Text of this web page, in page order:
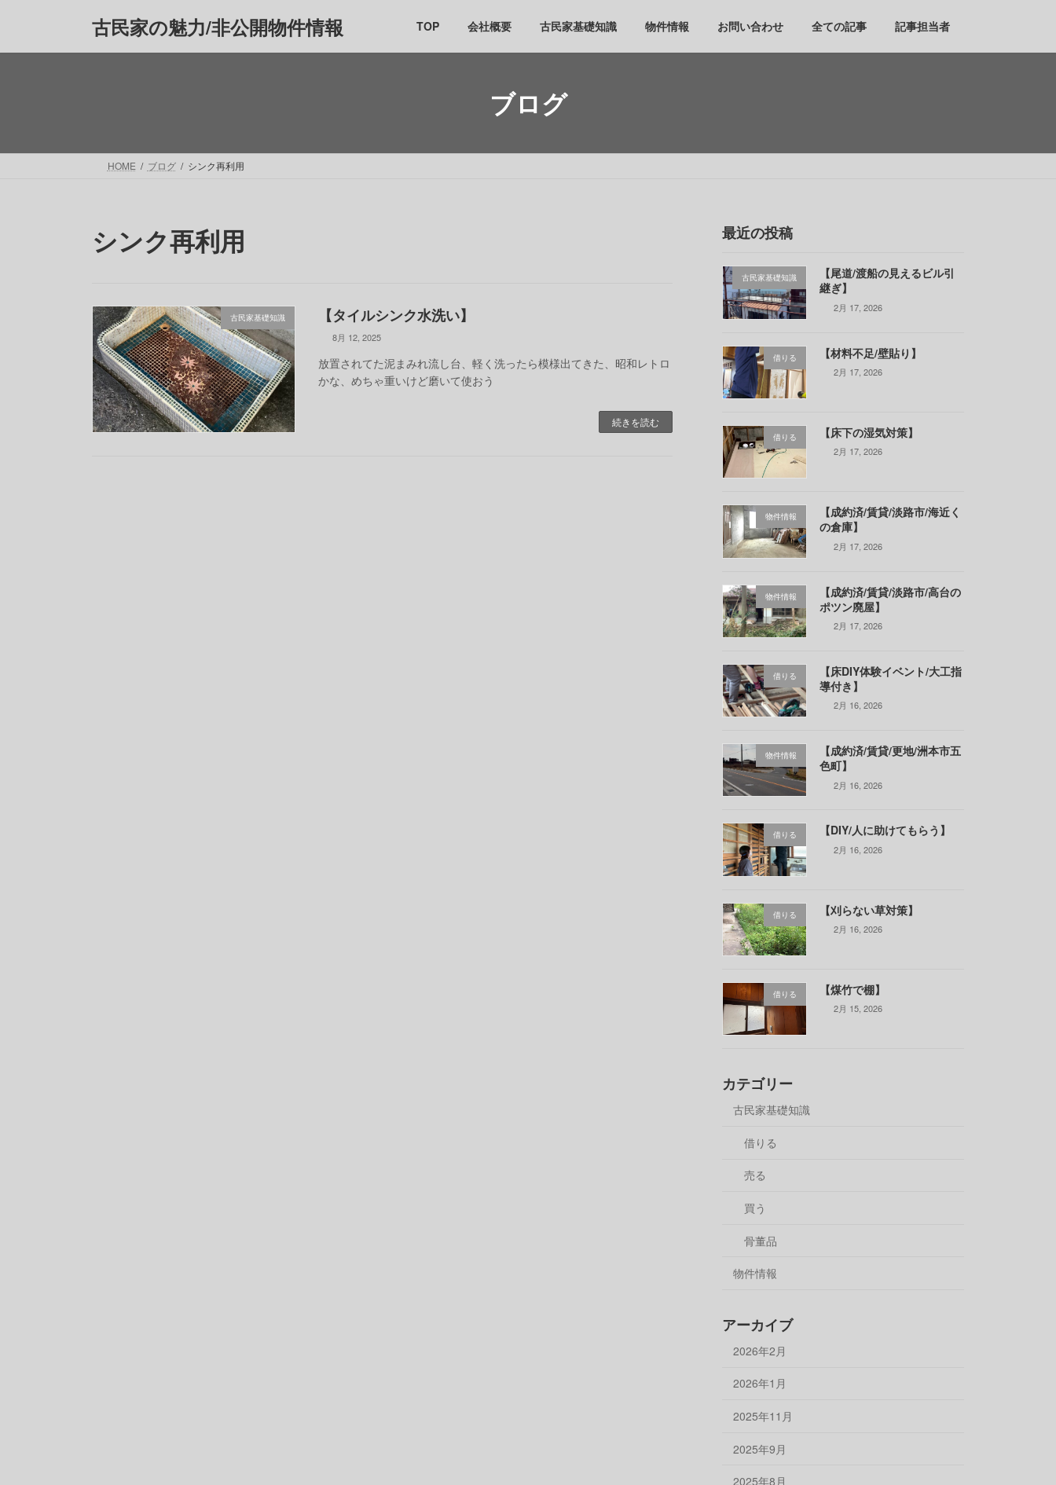
ッ
移
古民家の魅力/非公開物件情報 TOP 会社概要 古民家基礎知識 物件情報 お問い合わせ 全ての記事 記事担当者
ブログ
HOME ブログ シンク再利用
シンク再利用
古民家基礎知識 【タイルシンク水洗い】
8月 12, 2025
放置されてた泥まみれ流し台、軽く洗ったら模様出てきた、昭和レトロ
かな、めちゃ重いけど磨いて使おう
続きを読む
最近の投稿
古民家基礎知識
【尾道/渡船の見えるビル引
継ぎ】
2月 17, 2026
借りる 【材料不足/壁貼り】
2月 17, 2026
借りる 【床下の湿気対策】
2月 17, 2026
物件情報
【成約済/賃貸/淡路市/海近く
の倉庫】
2月 17, 2026
物件情報
【成約済/賃貸/淡路市/高台の
ポツン廃屋】
2月 17, 2026
借りる
【床DIY体験イベント/大工指
導付き】
2月 16, 2026
物件情報
【成約済/賃貸/更地/洲本市五
色町】
2月 16, 2026
借りる 【DIY/人に助けてもらう】
2月 16, 2026
借りる 【刈らない草対策】
2月 16, 2026
借りる 【煤竹で棚】
2月 15, 2026
カテゴリー
古民家基礎知識
借りる
売る
買う
骨董品
物件情報
アーカイブ
2026年2月
2026年1月
2025年11月
2025年9月
2025年8月